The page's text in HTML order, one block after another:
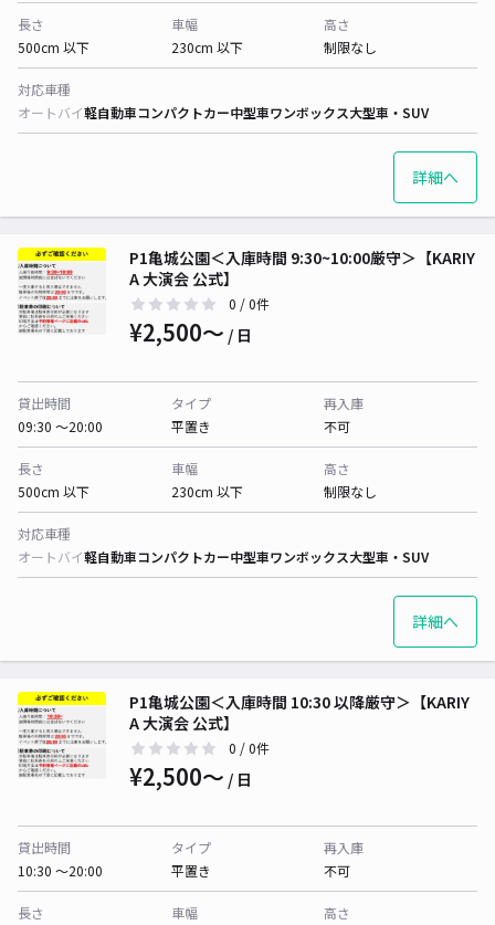
長さ
500cm 以下
車幅
230cm 以下
高さ
制限なし
対応車種
オートバイ軽自動車コンパクトカー中型車ワンボックス大型車・SUV
詳細へ
P1亀城公園＜入庫時間 9:30~10:00厳守＞【KARIY
A 大演会 公式】
0 / 0件
¥2,500〜 / 日
貸出時間
09:30 〜20:00
タイプ
平置き
再入庫
不可
長さ
500cm 以下
車幅
230cm 以下
高さ
制限なし
対応車種
オートバイ軽自動車コンパクトカー中型車ワンボックス大型車・SUV
詳細へ
P1亀城公園＜入庫時間 10:30 以降厳守＞【KARIY
A 大演会 公式】
0 / 0件
¥2,500〜 / 日
貸出時間
10:30 〜20:00
タイプ
平置き
再入庫
不可
長さ
車幅
高さ